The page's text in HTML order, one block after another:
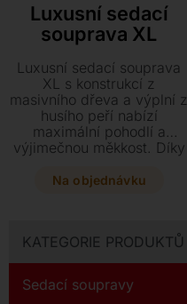
KATEGORIE PRODUKTŮ
Sedací soupravy
Luxusní sedací
souprava XL
Luxusní sedací souprava
XL s konstrukcí z
masivního dřeva a výplní z
husího peří nabízí
maximální pohodlí a
výjimečnou měkkost. Díky
látek i kůží si můžete
Na objednávku